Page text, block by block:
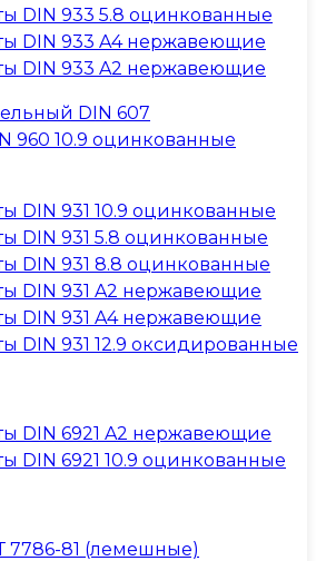
DIN 933 5.8 оцинкованные
DIN 933 A4 нержавеющие
DIN 933 A2 нержавеющие
DIN 607
960 10.9 оцинкованные
DIN 931 10.9 оцинкованные
DIN 931 5.8 оцинкованные
DIN 931 8.8 оцинкованные
DIN 931 A2 нержавеющие
DIN 931 A4 нержавеющие
DIN 931 12.9 оксидированные
DIN 6921 A2 нержавеющие
DIN 6921 10.9 оцинкованные
7786-81 (лемешные)